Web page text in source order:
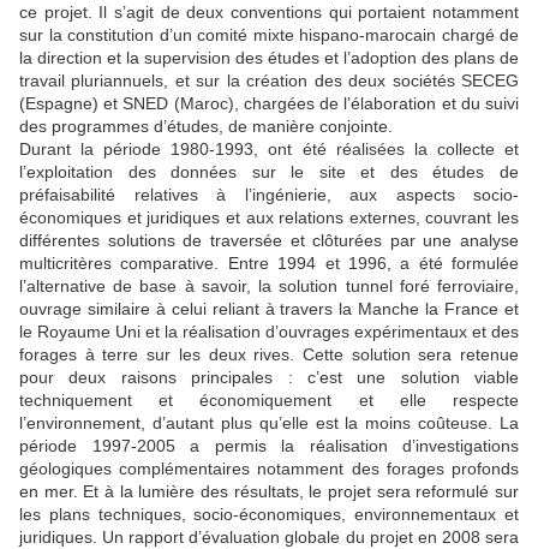
ce projet. Il s’agit de deux conventions qui portaient notamment
sur la constitution d’un comité mixte hispano-marocain chargé de
la direction et la supervision des études et l’adoption des plans de
travail pluriannuels, et sur la création des deux sociétés SECEG
(Espagne) et SNED (Maroc), chargées de l’élaboration et du suivi
des programmes d’études, de manière conjointe.
Durant la période 1980-1993, ont été réalisées la collecte et
l’exploitation des données sur le site et des études de
préfaisabilité relatives à l’ingénierie, aux aspects socio-
économiques et juridiques et aux relations externes, couvrant les
différentes solutions de traversée et clôturées par une analyse
multicritères comparative. Entre 1994 et 1996, a été formulée
l’alternative de base à savoir, la solution tunnel foré ferroviaire,
ouvrage similaire à celui reliant à travers la Manche la France et
le Royaume Uni et la réalisation d’ouvrages expérimentaux et des
forages à terre sur les deux rives. Cette solution sera retenue
pour deux raisons principales : c’est une solution viable
techniquement et économiquement et elle respecte
l’environnement, d’autant plus qu’elle est la moins coûteuse. La
période 1997-2005 a permis la réalisation d’investigations
géologiques complémentaires notamment des forages profonds
en mer. Et à la lumière des résultats, le projet sera reformulé sur
les plans techniques, socio-économiques, environnementaux et
juridiques. Un rapport d’évaluation globale du projet en 2008 sera